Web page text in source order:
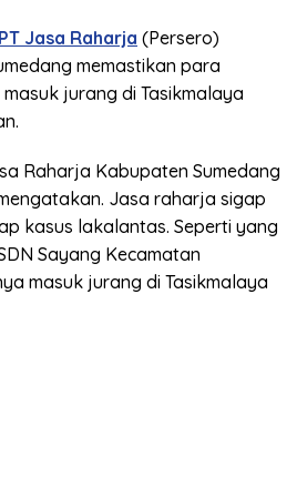
PT Jasa Raharja (Persero)
memastikan para
jurang di Tasikmalaya
Raharja Kabupaten Sumedang
Jasa raharja sigap
kasus lakalantas. Seperti yang
Sayang Kecamatan
masuk jurang di Tasikmalaya